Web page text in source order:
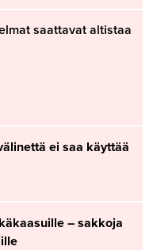
saattavat altistaa
ei saa käyttää
– sakkoja